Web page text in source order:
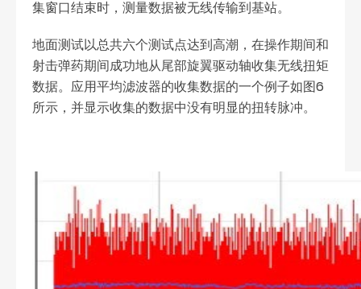
集窗口结束时，测量数据被无线传输到基站。
地面测试以总共六个测试点达到高潮，在操作期间和
射击弹药期间成功地从尾部旋翼驱动轴收集无线扭矩
数据。应用平均滤波器的收集数据的一个例子如图6
所示，并显示收集的数据中没有明显的扭转脉冲。